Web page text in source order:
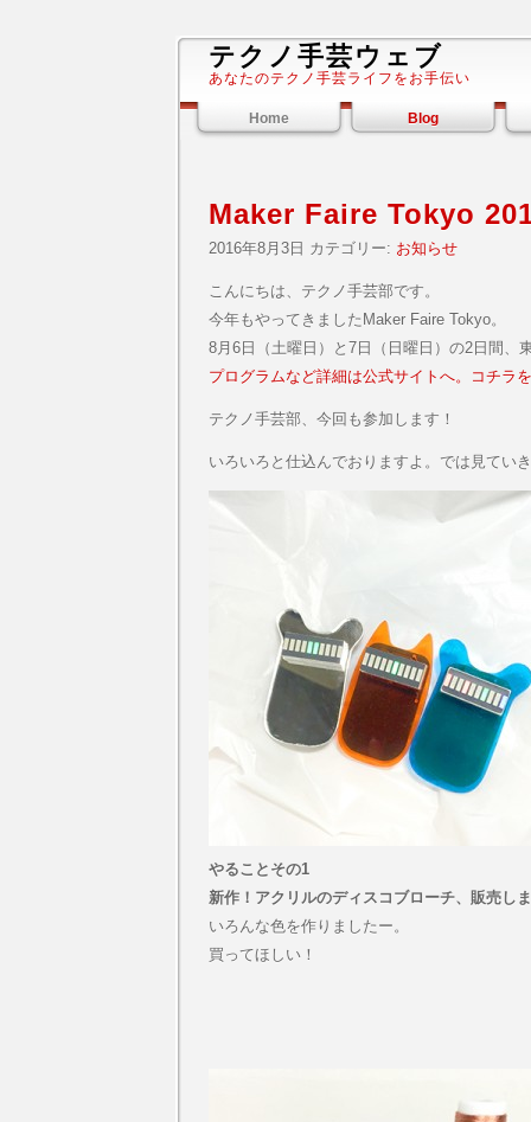
テクノ手芸ウェブ
あなたのテクノ手芸ライフをお手伝い
Home Blog
Maker Faire Tokyo
2016年8月3日 カテゴリー: お知らせ
こんにちは、テクノ手芸部です。
今年もやってきましたMaker Faire Tokyo。
8月6日（土曜日）と7日（日曜日）の2日間、
プログラムなど詳細は公式サイトへ。コチラ
テクノ手芸部、今回も参加します！
いろいろと仕込んでおりますよ。では見てい
やることその1
新作！アクリルのディスコブローチ、販売し
いろんな色を作りましたー。
買ってほしい！